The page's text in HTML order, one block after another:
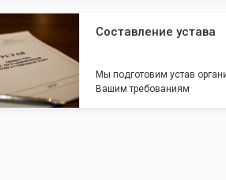
Составление устава
Мы подготовим устав
Вашим требованиям